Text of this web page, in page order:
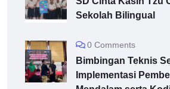
Sekolah Bilingual
0 Comments
Bimbingan Teknis
Implementasi